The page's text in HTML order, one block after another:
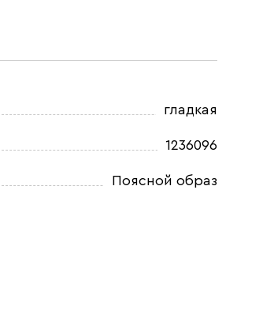
гладкая
1236096
Поясной образ